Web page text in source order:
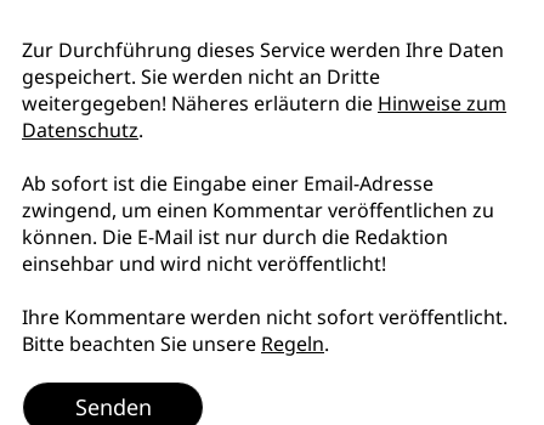
Zur Durchführung dieses Service werden Ihre Daten
gespeichert. Sie werden nicht an Dritte
weitergegeben! Näheres erläutern die Hinweise zum
Datenschutz.
Ab sofort ist die Eingabe einer Email-Adresse
zwingend, um einen Kommentar veröffentlichen zu
können. Die E-Mail ist nur durch die Redaktion
einsehbar und wird nicht veröffentlicht!
Ihre Kommentare werden nicht sofort veröffentlicht.
Bitte beachten Sie unsere Regeln.
Senden